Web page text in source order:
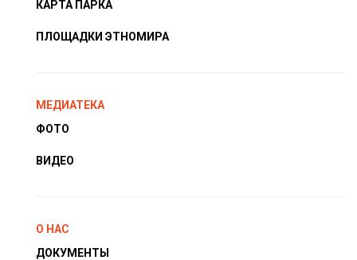
КАРТА ПАРКА
ПЛОЩАДКИ ЭТНОМИРА
МЕДИАТЕКА
ФОТО
ВИДЕО
О НАС
ДОКУМЕНТЫ